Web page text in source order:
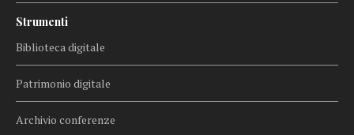
Strumenti
Biblioteca digitale
Patrimonio digitale
Archivio conferenze